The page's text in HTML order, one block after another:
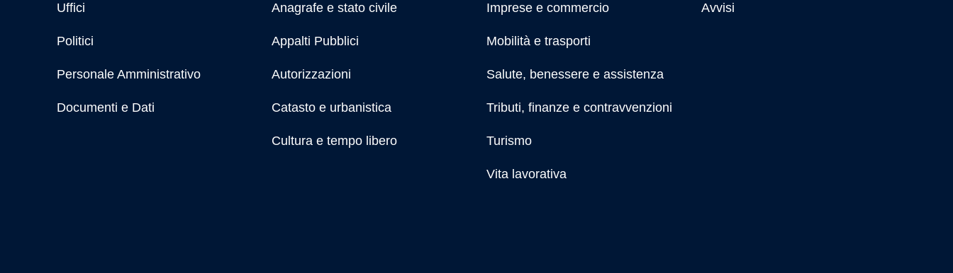
Uffici
Politici
Personale Amministrativo
Documenti e Dati
Anagrafe e stato civile
Appalti Pubblici
Autorizzazioni
Catasto e urbanistica
Cultura e tempo libero
Imprese e commercio
Mobilità e trasporti
Salute, benessere e assistenza
Tributi, finanze e contravvenzioni
Turismo
Vita lavorativa
Avvisi